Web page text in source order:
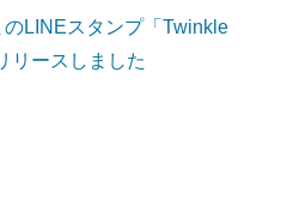
のLINEスタンプ「Twinkle
リースしました